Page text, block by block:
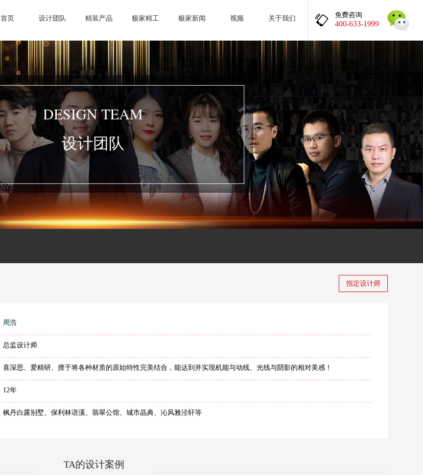
首页 设计团队 精装产品 极家精工 极家新闻 视频 关于我们 免费咨询
400-633-1999
DESIGN TEAM
设计团队
指定设计师
周浩
总监设计师
喜深思、爱精研、擅于将各种材质的原始特性完美结合，能达到并实现机能与动线、光线与阴影的相对美感！
12年
枫丹白露别墅、保利林语溪、翡翠公馆、城市晶典、沁风雅泾轩等
TA的设计案例